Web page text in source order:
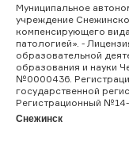
Муниципальное
учреждение
компенсирующего
патологией». -
образовательной
образования и науки
№0000436.
государственной
Регистрационный №14-
Снежинск